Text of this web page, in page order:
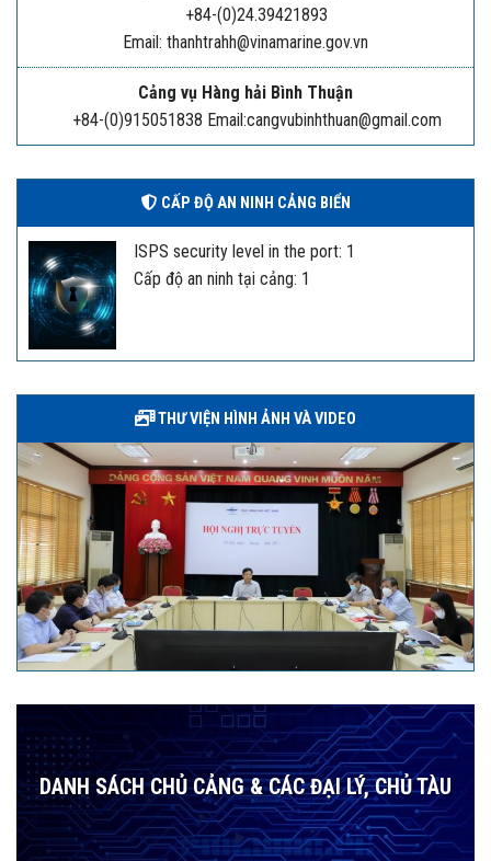
+84-(0)24.39421893
Email: thanhtrahh@vinamarine.gov.vn
Cảng vụ Hàng hải Bình Thuận
+84-(0)915051838 Email:cangvubinhthuan@gmail.com
CẤP ĐỘ AN NINH CẢNG BIỂN
ISPS security level in the port: 1
Cấp độ an ninh tại cảng: 1
THƯ VIỆN HÌNH ẢNH VÀ VIDEO
DANH SÁCH CHỦ CẢNG & CÁC ĐẠI LÝ, CHỦ TÀU